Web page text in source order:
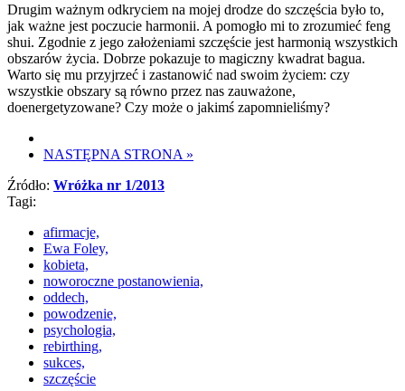
Drugim ważnym odkryciem na mojej drodze do szczęścia było to,
jak ważne jest poczucie harmonii. A pomogło mi to zrozumieć feng
shui. Zgodnie z jego założeniami szczęście jest harmonią wszystkich
obszarów życia. Dobrze pokazuje to magiczny kwadrat bagua.
Warto się mu przyjrzeć i zastanowić nad swoim życiem: czy
wszystkie obszary są równo przez nas zauważone,
doenergetyzowane? Czy może o jakimś zapomnieliśmy?
NASTĘPNA STRONA »
Źródło: Wróżka nr 1/2013
Tagi:
afirmacje,
Ewa Foley,
kobieta,
noworoczne postanowienia,
oddech,
powodzenie,
psychologia,
rebirthing,
sukces,
szczęście